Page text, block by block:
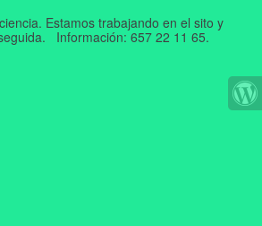
Estamos trabajando en el sito y
Información: 657 22 11 65.